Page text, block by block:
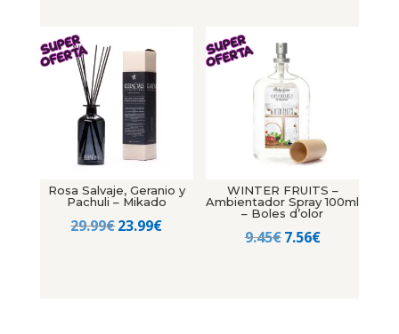
era:
29.99€.
23.99€.
era:
9.45€.
Rosa Salvaje, Geranio y
Pachuli – Mikado
29.99€El
23.99€El
WINTER FRUITS –
Ambientador Spray 100ml
– Boles d’olor
9.45€El
7.56€El